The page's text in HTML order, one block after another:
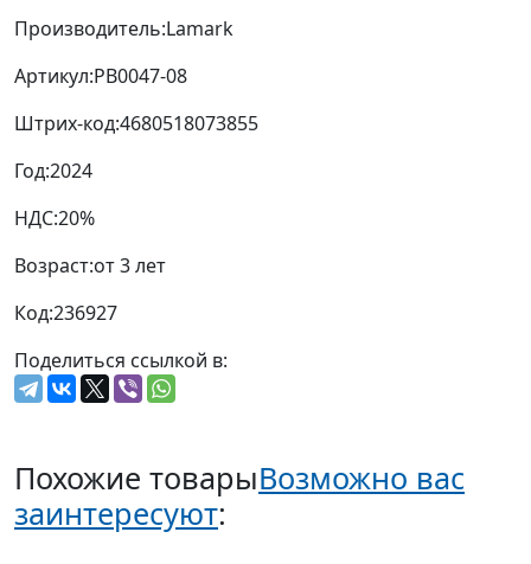
Производитель:Lamark
Артикул:PB0047-08
Штрих-код:4680518073855
Год:2024
НДС:20%
Возраст:от 3 лет
Код:236927
Поделиться ссылкой в:
Похожие товарыВозможно вас
заинтересуют: